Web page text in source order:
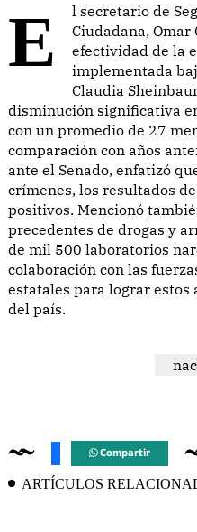
El secretario de Seguridad y Protección
Ciudadana, Omar
efectividad de la
implementada
Claudia
disminución significativa
con un promedio de 27
comparación con años
ante el Senado, enfatizó
crímenes, los resultados
positivos. Mencionó
precedentes de drogas y
de mil 500 laboratorios
colaboración con las
estatales para lograr estos
del país.
Compartir
ARTÍCULOS